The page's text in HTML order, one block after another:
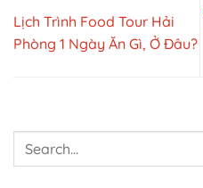
Lịch Trình Food Tour Hải
Phòng 1 Ngày Ăn Gì, Ở Đâu?